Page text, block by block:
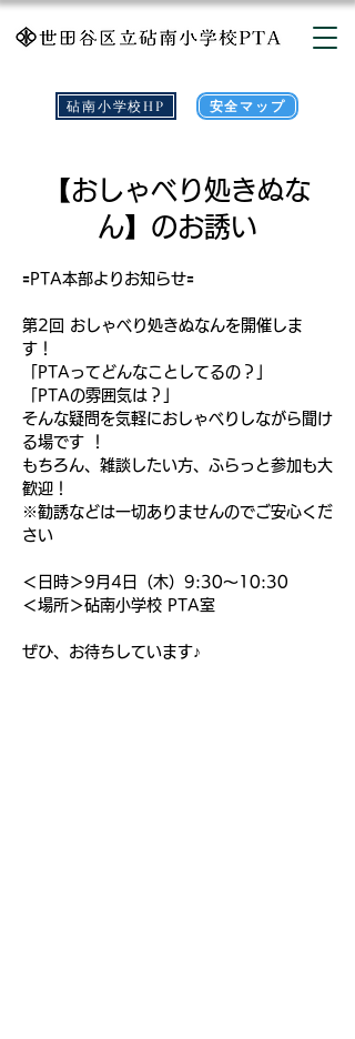
砧南小学校HP 安全マップ
【おしゃべり処きぬな
ん】のお誘い
🟰PTA本部よりお知らせ🟰
第2回 おしゃべり処きぬなんを開催しま
す！
「PTAってどんなことしてるの？」
「PTAの雰囲気は？」
そんな疑問を気軽におしゃべりしながら聞け
る場です ！
もちろん、雑談したい方、ふらっと参加も大
歓迎！
※勧誘などは一切ありませんのでご安心くだ
さい
＜日時＞9月4日（木）9:30～10:30
＜場所＞砧南小学校 PTA室
ぜひ、お待ちしています♪